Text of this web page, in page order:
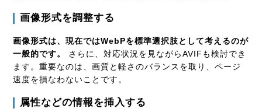
画像形式を調整する
画像形式は、現在ではWebPを標準選択肢として考えるのが
一般的です。
さらに、対応状況を見ながらAVIFも検討でき
ます。重要なのは、画質と軽さのバランスを取り、ページ
速度を損なわないことです。
属性などの情報を挿入する